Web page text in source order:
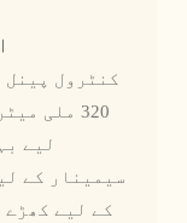
کنٹرول
320 ملی
لیے
سیمینار کے
کے لیے